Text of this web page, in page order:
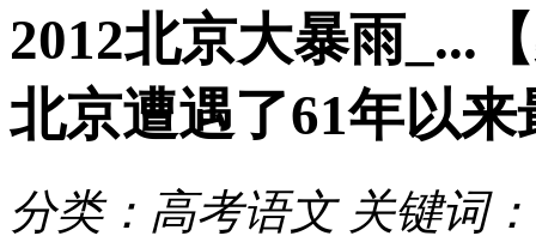
2012北京大暴雨_...
北京遭遇了61年以
分类：高考语文 关键词：